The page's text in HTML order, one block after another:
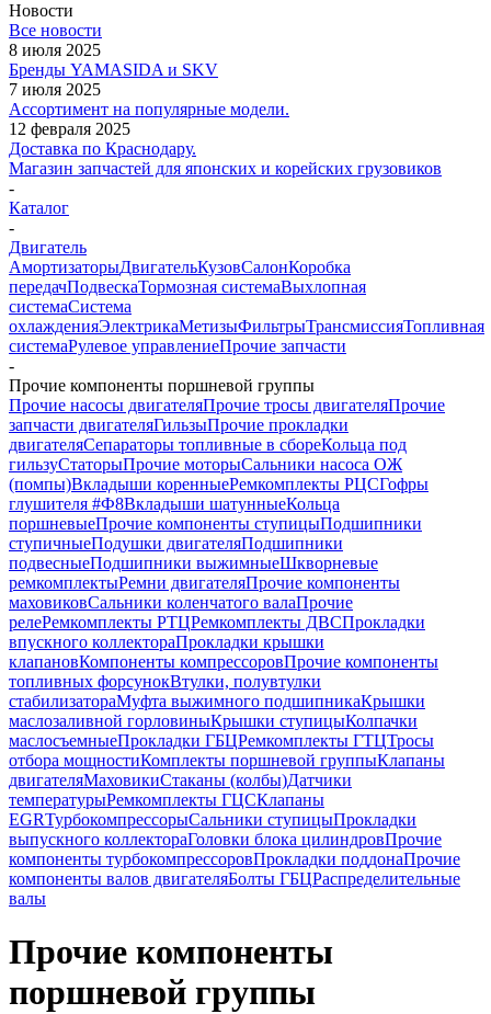
Новости
Все новости
8 июля 2025
Бренды YAMASIDA и SKV
7 июля 2025
Ассортимент на популярные модели.
12 февраля 2025
Доставка по Краснодару.
Магазин запчастей для японских и корейских грузовиков
-
Каталог
-
Двигатель
АмортизаторыДвигательКузовСалонКоробка
передачПодвескаТормозная системаВыхлопная
системаСистема
охлажденияЭлектрикаМетизыФильтрыТрансмиссияТопливная
системаРулевое управлениеПрочие запчасти
-
Прочие компоненты поршневой группы
Прочие насосы двигателяПрочие тросы двигателяПрочие
запчасти двигателяГильзыПрочие прокладки
двигателяСепараторы топливные в сбореКольца под
гильзуСтаторыПрочие моторыСальники насоса ОЖ
(помпы)Вкладыши коренныеРемкомплекты РЦСГофры
глушителя #Ф8Вкладыши шатунныеКольца
поршневыеПрочие компоненты ступицыПодшипники
ступичныеПодушки двигателяПодшипники
подвесныеПодшипники выжимныеШкворневые
ремкомплектыРемни двигателяПрочие компоненты
маховиковСальники коленчатого валаПрочие
релеРемкомплекты РТЦРемкомплекты ДВСПрокладки
впускного коллектораПрокладки крышки
клапановКомпоненты компрессоровПрочие компоненты
топливных форсунокВтулки, полувтулки
стабилизатораМуфта выжимного подшипникаКрышки
маслозаливной горловиныКрышки ступицыКолпачки
маслосъемныеПрокладки ГБЦРемкомплекты ГТЦТросы
отбора мощностиКомплекты поршневой группыКлапаны
двигателяМаховикиСтаканы (колбы)Датчики
температурыРемкомплекты ГЦСКлапаны
EGRТурбокомпрессорыСальники ступицыПрокладки
выпускного коллектораГоловки блока цилиндровПрочие
компоненты турбокомпрессоровПрокладки поддонаПрочие
компоненты валов двигателяБолты ГБЦРаспределительные
валы
Прочие компоненты
поршневой группы